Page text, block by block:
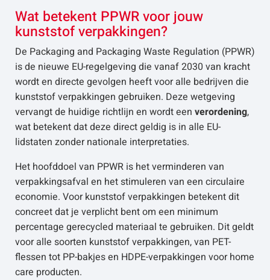
Wat betekent PPWR voor jouw
kunststof verpakkingen?
De Packaging and Packaging Waste Regulation (PPWR)
is de nieuwe EU-regelgeving die vanaf 2030 van kracht
wordt en directe gevolgen heeft voor alle bedrijven die
kunststof verpakkingen gebruiken. Deze wetgeving
vervangt de huidige richtlijn en wordt een verordening,
wat betekent dat deze direct geldig is in alle EU-
lidstaten zonder nationale interpretaties.
Het hoofddoel van PPWR is het verminderen van
verpakkingsafval en het stimuleren van een circulaire
economie. Voor kunststof verpakkingen betekent dit
concreet dat je verplicht bent om een minimum
percentage gerecycled materiaal te gebruiken. Dit geldt
voor alle soorten kunststof verpakkingen, van PET-
flessen tot PP-bakjes en HDPE-verpakkingen voor home
care producten.